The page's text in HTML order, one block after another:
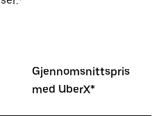
Gjennomsnittspris
med UberX*